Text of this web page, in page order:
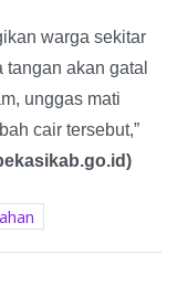
warga sekitar
akan gatal
unggas mati
cair tersebut,”